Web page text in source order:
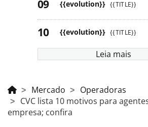
{{evolution}} {{TITLE}}
{{evolution}} {{TITLE}}
Leia mais
Mercado
Operadoras
CVC lista 10 motivos para
empresa; confira